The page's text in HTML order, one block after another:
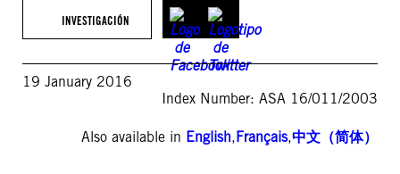
INVESTIGACIÓN
19 January 2016
Index Number: ASA 16/011/2003
Also available in English,Français,中文（简体）